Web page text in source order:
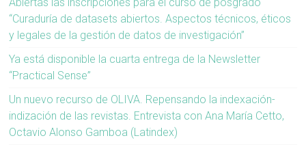
“Curaduría de datasets abiertos. Aspectos técnicos, éticos
y legales de la gestión de datos de investigación”
Ya está disponible la cuarta entrega de la Newsletter
“Practical Sense”
Un nuevo recurso de OLIVA. Repensando la indexación-
indización de las revistas. Entrevista con Ana María Cetto,
Octavio Alonso Gamboa (Latindex)